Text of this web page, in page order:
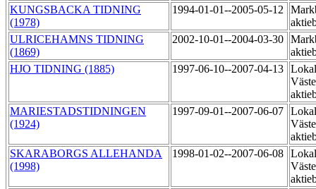
KUNGSBACKA TIDNING
(1978)
1994-01-01--2005-05-12
ULRICEHAMNS TIDNING
(1869)
2002-10-01--2004-03-30
HJO TIDNING (1885)
1997-06-10--2007-04-13
MARIESTADSTIDNINGEN
(1924)
1997-09-01--2007-06-07
SKARABORGS ALLEHANDA
(1998)
1998-01-02--2007-06-08